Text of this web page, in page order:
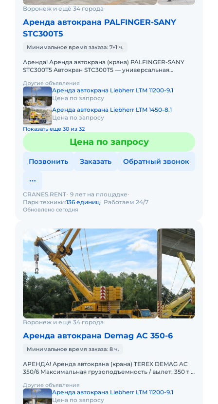
Воронеж и ещё 34 города
Аренда автокрана PALFINGER-SANY
STC300T5
Минимальное время заказа: 7+1 ч.
Аренда! Аренда автокрана (крана) PALFINGER-SANY
STC300T5 Автокран STC300T5 — универсальная
строительства и ремон
Другие объявления
Аренда автокрана Liebherr LTM 11200-9.1
Цена по запросу
Аренда автокрана Liebherr LTM 1450-8.1
Цена по запросу
Показать еще 30 из 32
Цена по запросу
Позвонить Заказать Обратный звонок
Обновлено сегодня
CRANES.RENT 9 лет на площадке
Парк техники:136 единиц Работаем 24/7
Воронеж и ещё 34 города
Аренда автокрана Demag AC 350-6
Минимальное время заказа: 8 ч.
АРЕНДА! Аренда автокрана (крана) TEREX DEMAG AC
350/6 Максимальная грузоподъемность / вылет: 350 т /
Другие объявления
Аренда автокрана Liebherr LTM 11200-9.1
Цена по запросу